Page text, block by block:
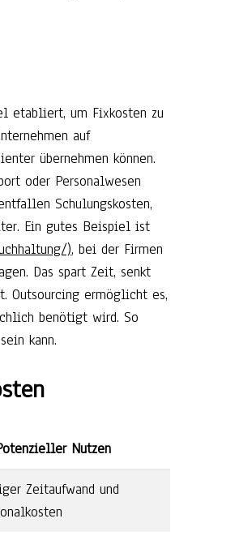
etabliert, um Fixkosten zu
auf
übernehmen können.
oder Personalwesen
Schulungskosten,
Ein gutes Beispiel ist
), bei der Firmen
Das spart Zeit, senkt
Outsourcing ermöglicht es,
benötigt wird. So
kann.
Nutzen
Zeitaufwand und